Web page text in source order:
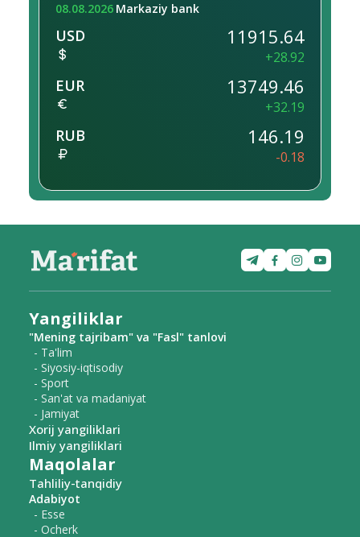
08.08.2026 Markaziy bank
USD 11915.64
+28.92
EUR 13749.46
+32.19
RUB 146.19
-0.18
Yangiliklar
"Mening tajribam" va "Fasl" tanlovi
- Ta'lim
- Siyosiy-iqtisodiy
- Sport
- San'at va madaniyat
- Jamiyat
Xorij yangiliklari
Ilmiy yangiliklari
Maqolalar
Tahliliy-tanqidiy
Adabiyot
- Esse
- Ocherk